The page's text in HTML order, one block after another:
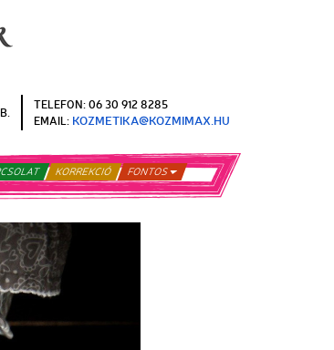
TELEFON: 06 30 912 8285
EMAIL: KOZMETIKA@KOZMIMAX.HU
KORREKCIÓ FONTOS